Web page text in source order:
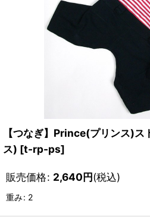
【つなぎ】Prince(プリンス)
ス) [t-rp-ps]
販売価格: 2,640円(税込)
重み: 2